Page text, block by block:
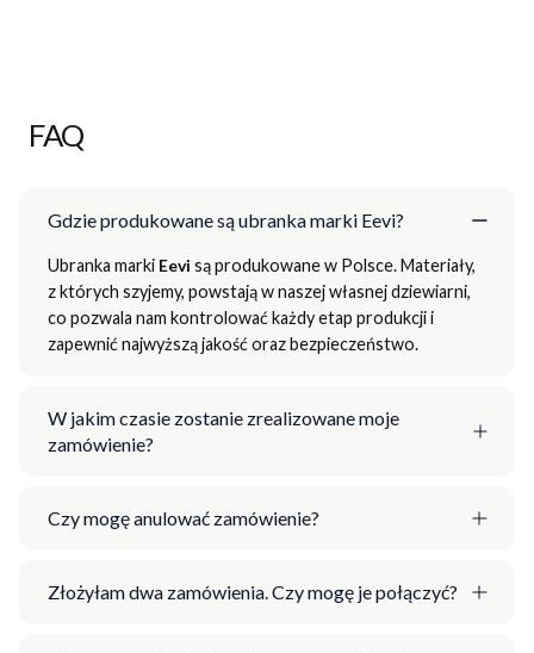
FAQ
Gdzie produkowane są ubranka marki Eevi?
Ubranka marki Eevi są produkowane w Polsce. Materiały,
z których szyjemy, powstają w naszej własnej dziewiarni,
co pozwala nam kontrolować każdy etap produkcji i
zapewnić najwyższą jakość oraz bezpieczeństwo.
W jakim czasie zostanie zrealizowane moje
zamówienie?
Czy mogę anulować zamówienie?
Złożyłam dwa zamówienia. Czy mogę je połączyć?